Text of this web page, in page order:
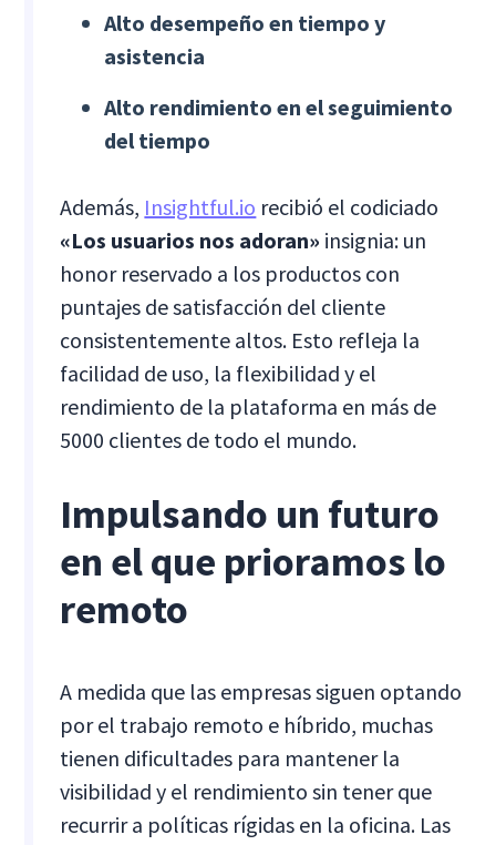
Alto desempeño en tiempo y
asistencia
Alto rendimiento en el seguimiento
del tiempo
Además, Insightful.io recibió el codiciado
«Los usuarios nos adoran» insignia: un
honor reservado a los productos con
puntajes de satisfacción del cliente
consistentemente altos. Esto refleja la
facilidad de uso, la flexibilidad y el
rendimiento de la plataforma en más de
5000 clientes de todo el mundo.
Impulsando un futuro
en el que prioramos lo
remoto
A medida que las empresas siguen optando
por el trabajo remoto e híbrido, muchas
tienen dificultades para mantener la
visibilidad y el rendimiento sin tener que
recurrir a políticas rígidas en la oficina. Las